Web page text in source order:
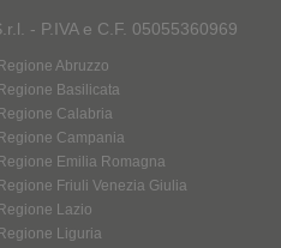
- P.IVA e C.F. 05055360969
Regione Abruzzo
Regione Basilicata
Regione Calabria
Regione Campania
Regione Emilia Romagna
Regione Friuli Venezia Giulia
Regione Lazio
Regione Liguria